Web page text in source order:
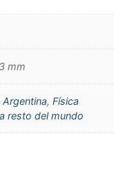
mm
Argentina,Física
resto del mundo